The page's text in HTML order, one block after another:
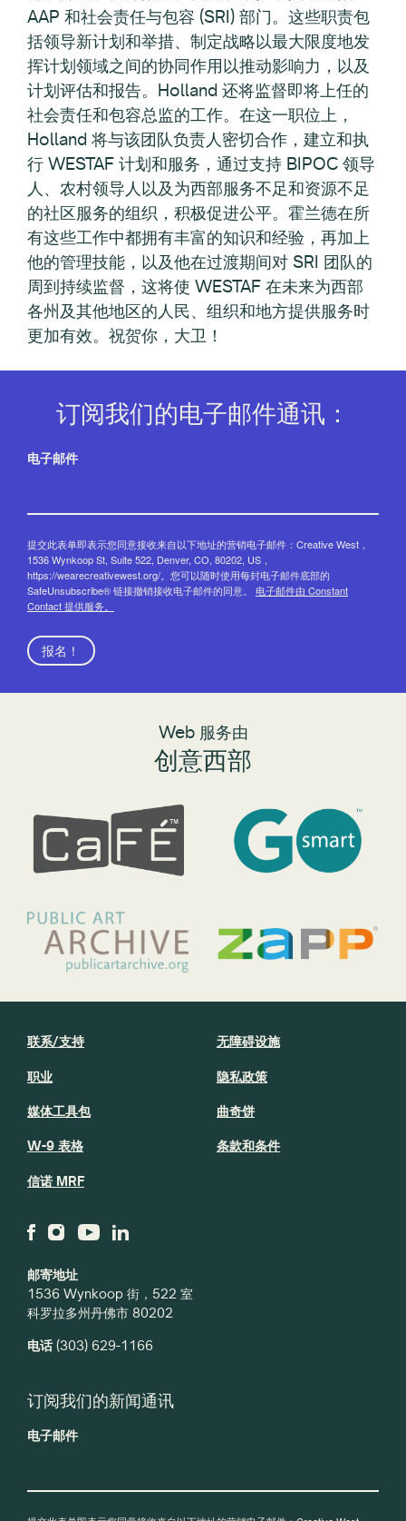
AAP 和社会责任与包容 (SRI) 部门。这些职责包
括领导新计划和举措、制定战略以最大限度地发
挥计划领域之间的协同作用以推动影响力，以及
计划评估和报告。Holland 还将监督即将上任的
社会责任和包容总监的工作。在这一职位上，
Holland 将与该团队负责人密切合作，建立和执
行 WESTAF 计划和服务，通过支持 BIPOC 领导
人、农村领导人以及为西部服务不足和资源不足
的社区服务的组织，积极促进公平。霍兰德在所
有这些工作中都拥有丰富的知识和经验，再加上
他的管理技能，以及他在过渡期间对 SRI 团队的
周到持续监督，这将使 WESTAF 在未来为西部
各州及其他地区的人民、组织和地方提供服务时
更加有效。祝贺你，大卫！
订阅我们的电子邮件通讯：
电子邮件
提交此表单即表示您同意接收来自以下地址的营销电子邮件：Creative West，
1536 Wynkoop St, Suite 522, Denver, CO, 80202, US，
https://wearecreativewest.org/。您可以随时使用每封电子邮件底部的
SafeUnsubscribe® 链接撤销接收电子邮件的同意。 电子邮件由 Constant
Contact 提供服务。
报名！
Web 服务由
创意西部
邮寄地址
1536 Wynkoop 街，522 室
科罗拉多州丹佛市 80202
电话(303) 629-1166
联系/支持
职业
媒体工具包
W-9 表格
信诺 MRF
无障碍设施
隐私政策
曲奇饼
条款和条件
订阅我们的新闻通讯
电子邮件